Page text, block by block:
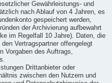
Gewährleistungs- und
nach Ablauf von 4 Jahren, es
gespeichert werden,
der Archivierung aufbewahrt
im Regelfall 10 Jahre). Daten, die
Vertragspartner offengelegt
Vorgaben des Auftrags,
Drittanbieter oder
zwischen den Nutzern und